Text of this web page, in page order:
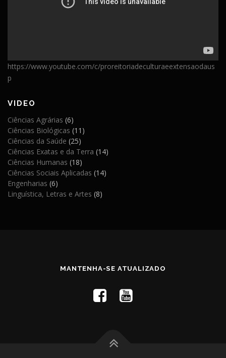
https://www.youtube.com/c/proreitoriadeculturaeextensaodaus
p
VIDEO
Ciências Agrárias (6)
Ciências Biológicas (11)
Ciências da Saúde (25)
Ciências Exatas e da Terra (14)
Ciências Humanas (18)
Ciências Sociais Aplicadas (14)
Engenharias (6)
Linguística, Letras e Artes (8)
MANTENHA-SE ATUALIZADO